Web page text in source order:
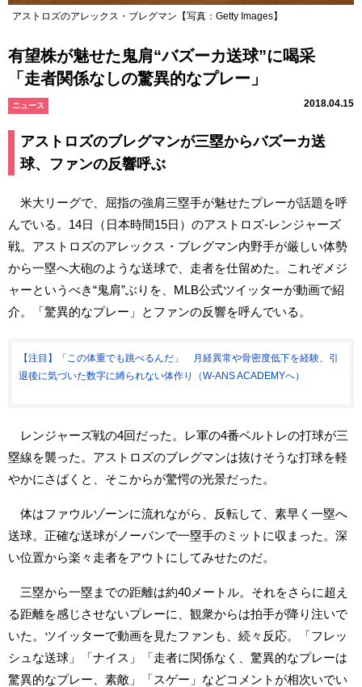
アストロズのアレックス・ブレグマン【写真：Getty Images】
有望株が魅せた鬼肩“バズーカ送球”に喝采
「走者関係なしの驚異的なプレー」
ニュース 2018.04.15
アストロズのブレグマンが三塁からバズーカ送
球、ファンの反響呼ぶ
米大リーグで、屈指の強肩三塁手が魅せたプレーが話題を呼
んでいる。14日（日本時間15日）のアストロズ-レンジャーズ
戦。アストロズのアレックス・ブレグマン内野手が厳しい体勢
から一塁へ大砲のような送球で、走者を仕留めた。これぞメジ
ャーというべき“鬼肩”ぶりを、MLB公式ツイッターが動画で紹
介。「驚異的なプレー」とファンの反響を呼んでいる。
【注目】「この体重でも跳べるんだ」 月経異常や骨密度低下を経験、引
退後に気づいた数字に縛られない体作り（W-ANS ACADEMYへ）
レンジャーズ戦の4回だった。レ軍の4番ベルトレの打球が三
塁線を襲った。アストロズのブレグマンは抜けそうな打球を軽
やかにさばくと、そこからが驚愕の光景だった。
体はファウルゾーンに流れながら、反転して、素早く一塁へ
送球。正確な送球がノーバンで一塁手のミットに収まった。深
い位置から楽々走者をアウトにしてみせたのだ。
三塁から一塁までの距離は約40メートル。それをさらに超え
る距離を感じさせないプレーに、観衆からは拍手が降り注いで
いた。ツイッターで動画を見たファンも、続々反応。「フレッ
シュな送球」「ナイス」「走者に関係なく、驚異的なプレーは
驚異的なプレー、素敵」「スゲー」などコメントが相次いでい